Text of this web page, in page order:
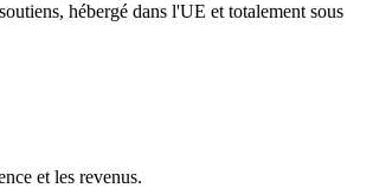
hébergé dans l'UE et totalement sous
et les revenus.